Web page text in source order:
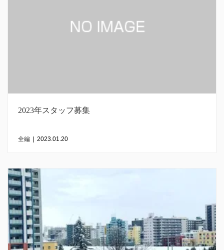
2023年スタッフ募集
全編 2023.01.20